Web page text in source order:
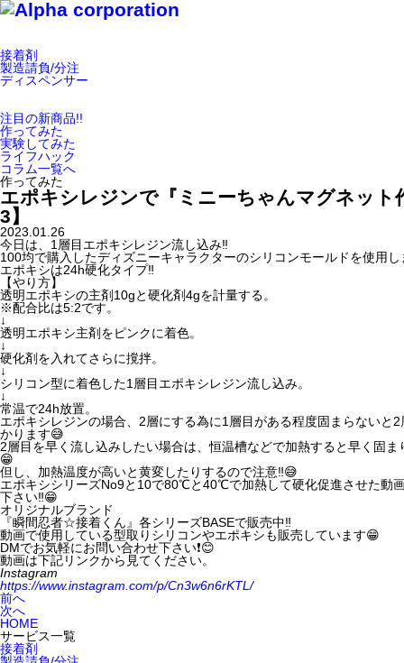
接着剤
製造請負/分注
ディスペンサー
注目の新商品!!
作ってみた
実験してみた
ライフハック
コラム一覧へ
作ってみた
エポキシレジンで『ミニーちゃんマグネッ
3】
2023.01.26
今日は、1層目エポキシレジン流し込み‼️
100均で購入したディズニーキャラクターのシリコンモールドを使用
エポキシは24h硬化タイプ‼️
【やり方】
透明エポキシの主剤10gと硬化剤4gを計量する。
※配合比は5:2です。
↓
透明エポキシ主剤をピンクに着色。
↓
硬化剤を入れてさらに撹拌。
↓
シリコン型に着色した1層目エポキシレジン流し込み。
↓
常温で24h放置。
エポキシレジンの場合、2層にする為に1層目がある程度固まらないと
かります😅
2層目を早く流し込みしたい場合は、恒温槽などで加熱すると早く固ま
😁
但し、加熱温度が高いと黄変したりするので注意‼️😅
エポキシシリーズNo9と10で80℃と40℃で加熱して硬化促進させた動
下さい‼️😁
オリジナルブランド
『瞬間忍者☆接着くん』各シリーズBASEで販売中‼️
動画で使用している型取りシリコンやエポキシも販売しています😁
DMでお気軽にお問い合わせ下さい❗️😊
動画は下記リンクから見てください。
Instagram
https://www.instagram.com/p/Cn3w6n6rKTL/
前へ
次へ
HOME
サービス一覧
接着剤